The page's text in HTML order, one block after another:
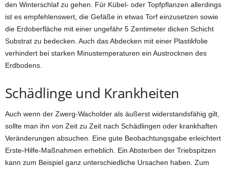
den Winterschlaf zu gehen. Für Kübel- oder Topfpflanzen allerdings
ist es empfehlenswert, die Gefäße in etwas Torf einzusetzen sowie
die Erdoberfläche mit einer ungefähr 5 Zentimeter dicken Schicht
Substrat zu bedecken. Auch das Abdecken mit einer Plastikfolie
verhindert bei starken Minustemperaturen ein Austrocknen des
Erdbodens.
Schädlinge und Krankheiten
Auch wenn der Zwerg-Wacholder als äußerst widerstandsfähig gilt,
sollte man ihn von Zeit zu Zeit nach Schädlingen oder krankhaften
Veränderungen absuchen. Eine gute Beobachtungsgabe erleichtert
Erste-Hilfe-Maßnahmen erheblich. Ein Absterben der Triebspitzen
kann zum Beispiel ganz unterschiedliche Ursachen haben. Zum